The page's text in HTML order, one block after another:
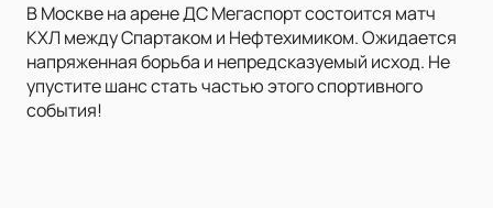
В Москве на арене ДС Мегаспорт состоится матч
КХЛ между Спартаком и Нефтехимиком. Ожидается
напряженная борьба и непредсказуемый исход. Не
упустите шанс стать частью этого спортивного
события!